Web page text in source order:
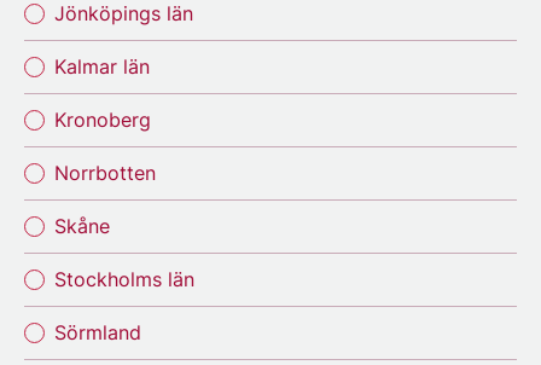
Jönköpings län
Kalmar län
Kronoberg
Norrbotten
Skåne
Stockholms län
Sörmland